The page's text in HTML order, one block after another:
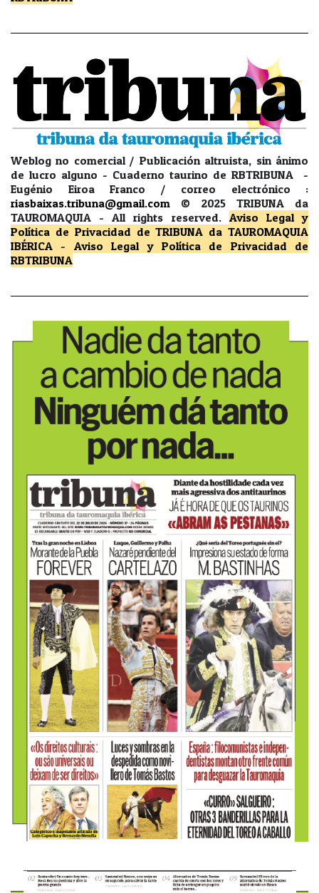
Weblog no comercial / Publicación altruista, sin ánimo
de lucro alguno - Cuaderno taurino de RBTRIBUNA -
Eugénio Eiroa Franco / correo electrónico :
riasbaixas.tribuna@gmail.com
© 2025 TRIBUNA da
TAUROMAQUIA -All rights reserved. Aviso Legal y
Política de Privacidad de TRIBUNA da TAUROMAQUIA
IBÉRICA - Aviso Legal y Política de Privacidad
de
RBTRIBUNA